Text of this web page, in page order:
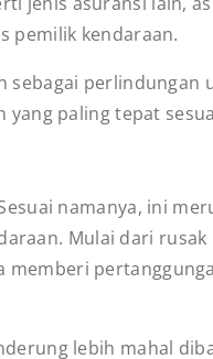
pemilik kendaraan.
perlindungan
paling tepat
namanya, ini
Mulai dari
memberi
lebih mahal